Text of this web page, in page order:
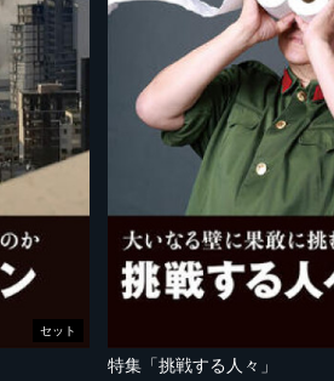
セット
特集「挑戦する人々」